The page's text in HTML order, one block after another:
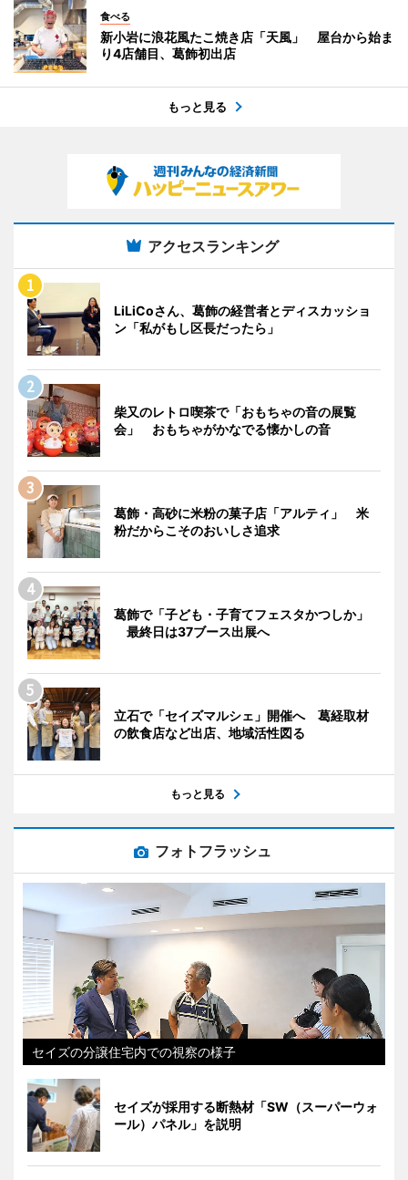
食べる
新小岩に浪花風たこ焼き店「天風」 屋台から始ま
り4店舗目、葛飾初出店
もっと見る
アクセスランキング
LiLiCoさん、葛飾の経営者とディスカッショ
ン「私がもし区長だったら」
柴又のレトロ喫茶で「おもちゃの音の展覧
会」 おもちゃがかなでる懐かしの音
葛飾・高砂に米粉の菓子店「アルティ」 米
粉だからこそのおいしさ追求
葛飾で「子ども・子育てフェスタかつしか」
最終日は37ブース出展へ
立石で「セイズマルシェ」開催へ 葛経取材
の飲食店など出店、地域活性図る
もっと見る
フォトフラッシュ
セイズの分譲住宅内での視察の様子
セイズが採用する断熱材「SW（スーパーウォ
ール）パネル」を説明